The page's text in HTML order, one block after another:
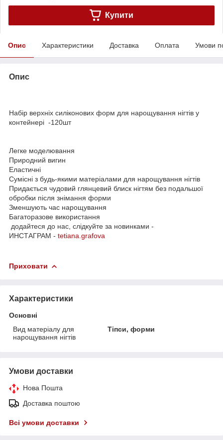
Купити
Опис Характеристики Доставка Оплата Умови
Опис
Набір верхніх силіконових форм для нарощування нігтів у
контейнері -120шт
Легке моделювання
Природний вигин
Еластичні
Сумісні з будь-якими матеріалами для нарощування нігтів
Придається чудовий глянцевий блиск нігтям без подальшої
обробки після знімання форми
Зменшують час нарощування
Багаторазове використання
додайтеся до нас, слідкуйте за новинками -
ИНСТАГРАМ - tetiana.grafova
Приховати
Характеристики
Основні
Вид матеріалу для
нарощування нігтів
Тіпси, форми
Умови доставки
Нова Пошта
Доставка поштою
Всі умови доставки